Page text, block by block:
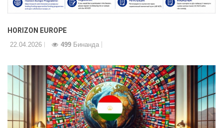
HORIZON EUROPE
22.04.2026 499 Бинанда